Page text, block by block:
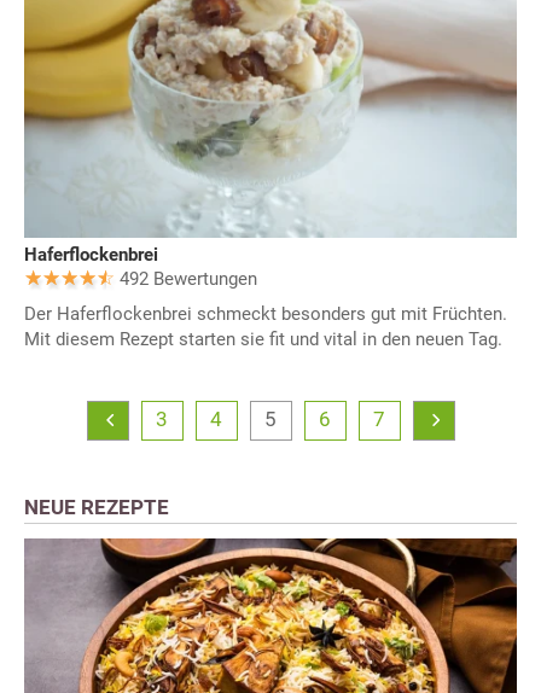
Haferflockenbrei
492 Bewertungen
Der Haferflockenbrei schmeckt besonders gut mit Früchten.
Mit diesem Rezept starten sie fit und vital in den neuen Tag.
3 4 5 6 7
NEUE REZEPTE